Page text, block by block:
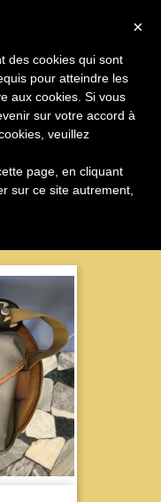


×
des cookies qui sont
pour atteindre les
aux cookies. Si vous
sur votre accord à
veuillez
page, en cliquant
sur ce site autrement,